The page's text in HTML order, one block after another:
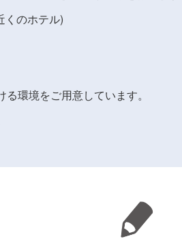
くのホテル)
環境をご用意しています。